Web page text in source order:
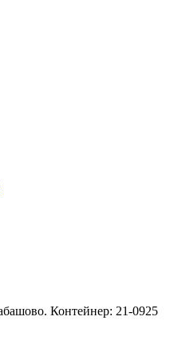
Контейнер: 21-0925